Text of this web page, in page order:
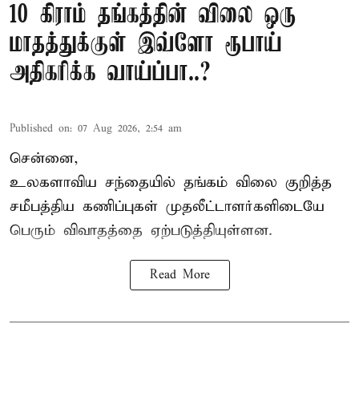
10 கிராம் தங்கத்தின் விலை ஒரு
மாதத்துக்குள் இவ்ளோ ரூபாய்
அதிகரிக்க வாய்ப்பா..?
Published on: 07 Aug 2026, 2:54 am
சென்னை,
உலகளாவிய சந்தையில் தங்கம் விலை குறித்த
சமீபத்திய கணிப்புகள் முதலீட்டாளர்களிடையே
பெரும் விவாதத்தை ஏற்படுத்தியுள்ளன.
Read More